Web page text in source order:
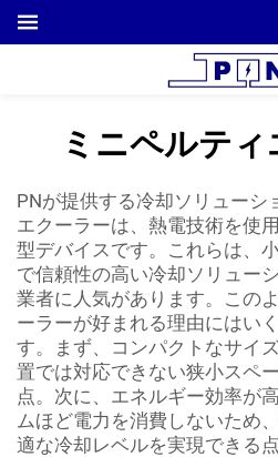
ミニペルテ
PNが提供する冷却ソリューシ
エクーラーは、熱電技術を使
型デバイスです。これらは、
で信頼性の高い冷却ソリュー
業者に人気があります。この
ーラーが好まれる理由にはい
す。まず、コンパクトなサイ
置では対応できない狭小スペ
点。次に、エネルギー効率が
ムほど電力を消費しないため
適な冷却レベルを実現できる